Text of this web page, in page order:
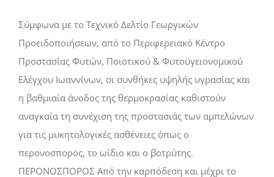
Σύμφωνα με το Τεχνικό Δελτίο Γεωργικών
Προειδοποιήσεων, από το Περιφερειακό Κέντρο
Προστασίας Φυτών, Ποιοτικού & Φυτοϋγειονομικού
Ελέγχου Ιωαννίνων, οι συνθήκες υψηλής υγρασίας και
η βαθμιαία άνοδος της θερμοκρασίας καθιστούν
αναγκαία τη συνέχιση της προστασιάς των αμπελώνων
για τις μυκητολογικές ασθένειες όπως ο
περονοσπορος, το ωίδιο και ο βοτρύτης.
ΠΕΡΟΝΟΣΠΟΡΟΣ Από την καρπόδεση και μέχρι το